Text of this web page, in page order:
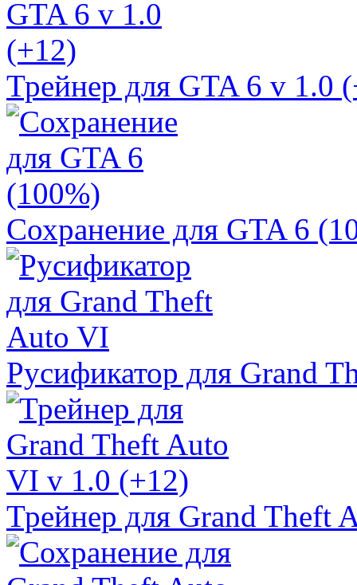
Трейнер для GTA 6 v 1.0
Сохранение для GTA 6
Русификатор для Grand
Трейнер для Grand Theft